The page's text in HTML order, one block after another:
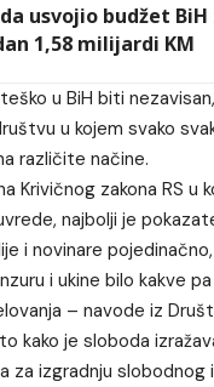
usvojio budžet BiH
1,58 milijardi KM
u BiH biti
u kojem svako
različite načine.
Krivičnog zakona RS u
najbolji je
i novinare
i ukine bilo kakve
– navode iz
kako je sloboda
za izgradnju slobodnog